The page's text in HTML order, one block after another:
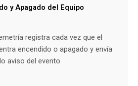
y Apagado del Equipo
registra cada vez que el
encendido o apagado y envía
aviso del evento